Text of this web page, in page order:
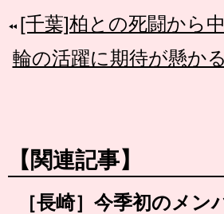
[千葉]柏との死闘から
輪の活躍に期待が懸かる
【関連記事】
［長崎］今季初のメ